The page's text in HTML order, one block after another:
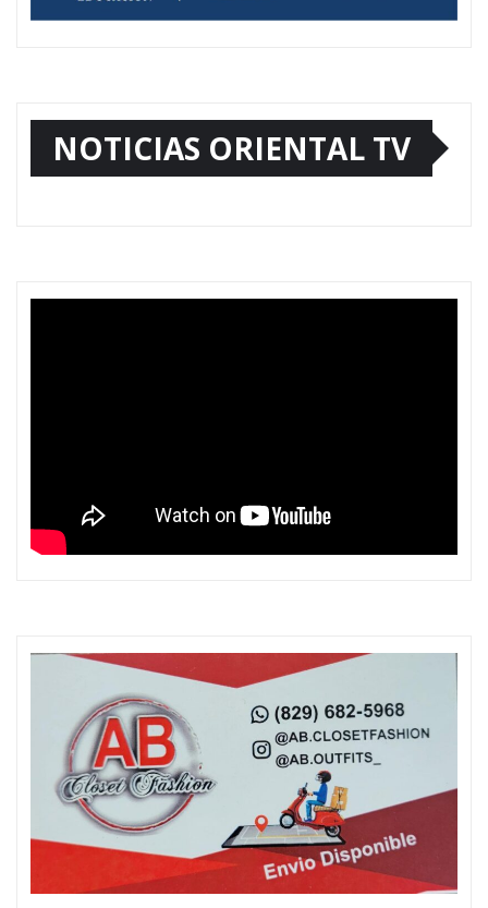
NOTICIAS ORIENTAL TV